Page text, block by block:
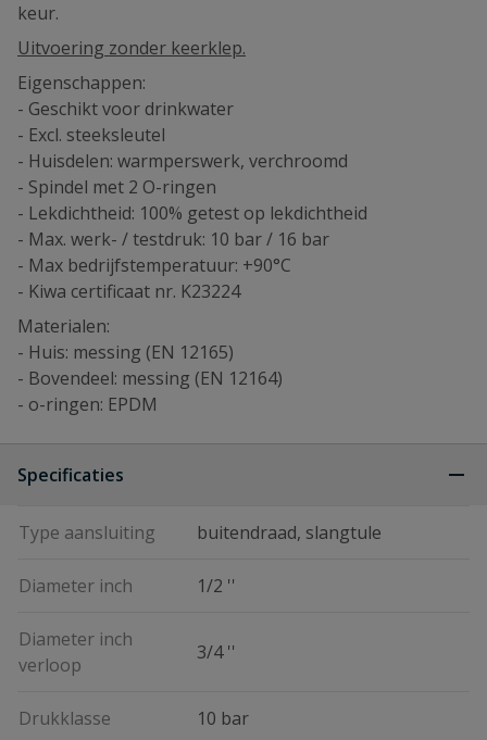
keur.
Uitvoering zonder keerklep.
Eigenschappen:
- Geschikt voor drinkwater
- Excl. steeksleutel
- Huisdelen: warmperswerk, verchroomd
- Spindel met 2 O-ringen
- Lekdichtheid: 100% getest op lekdichtheid
- Max. werk- / testdruk: 10 bar / 16 bar
- Max bedrijfstemperatuur: +90°C
- Kiwa certificaat nr. K23224
Materialen:
- Huis: messing (EN 12165)
- Bovendeel: messing (EN 12164)
- o-ringen: EPDM
Specificaties
Type aansluiting buitendraad, slangtule
Diameter inch 1/2 ''
Diameter inch
verloop
3/4 ''
Drukklasse 10 bar